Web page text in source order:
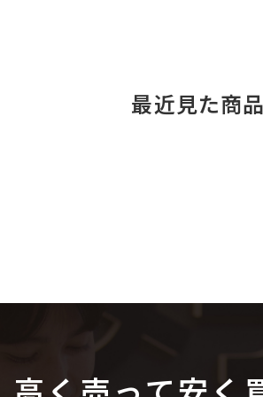
最近見た商品